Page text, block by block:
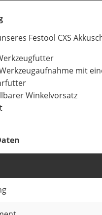
Festool CXS
mit
Winkelvorsatz